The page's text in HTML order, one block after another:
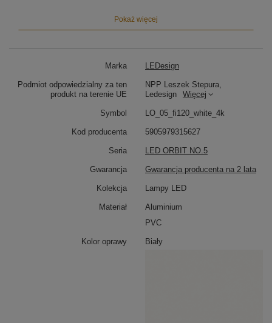
Efektowna kompozycja pięciu ringów LED
kolorze białym to wyjątkowa propozycja dla osób
ringów o średnicach120, 100, 80, 60 i 40 cm
formie staje się centralnym punktem aranżacji –
Zintegrowane moduły LED emitują
, które zapewnia naturalne odwzorowanie barw.
To idealny wybór do codziennych aktywności, pracy czy
wspólnych spotkań przy stole. Jasne, wyraziste
Pokaż więcej
Marka LEDesign
Podmiot odpowiedzialny za ten
produkt na terenie UE
NPP Leszek Stepura,
Ledesign
Więcej
Symbol LO_05_fi120_white_4k
Kod producenta 5905979315627
Seria LED ORBIT NO.5
Gwarancja Gwarancja producenta na 2 lata
Kolekcja Lampy LED
Materiał
Aluminium
PVC
Kolor oprawy Biały